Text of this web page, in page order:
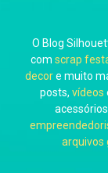
O Blog
com scrap
decore muito
posts, vídeos
arquivos